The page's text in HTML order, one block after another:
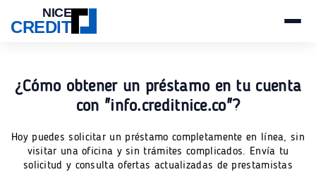
NICE
CREDIT
¿Cómo obtener un préstamo en tu cuenta
con "info.creditnice.co"?
Hoy puedes solicitar un préstamo completamente en línea, sin
visitar una oficina y sin trámites complicados. Envía tu
solicitud y consulta ofertas actualizadas de prestamistas